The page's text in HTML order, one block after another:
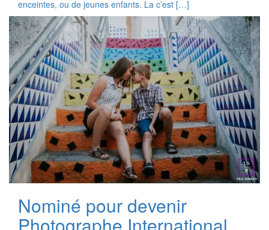
enceintes, ou de jeunes enfants. La c’est […]
Nominé pour devenir